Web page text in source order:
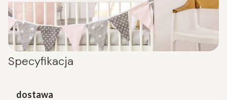
Specyfikacja
dostawa